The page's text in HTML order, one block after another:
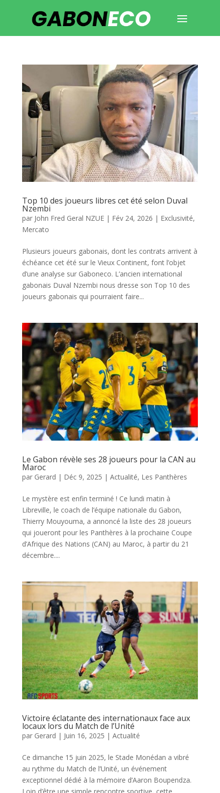
Top 10 des joueurs libres cet été selon Duval
Nzembi
par John Fred Geral NZUE| Fév 24, 2026 | Exclusivité,
Mercato
Plusieurs joueurs gabonais, dont les contrats arrivent à
échéance cet été sur le Vieux Continent, font l’objet
d’une analyse sur Gaboneco. L’ancien international
gabonais Duval Nzembi nous dresse son Top 10 des
joueurs gabonais qui pourraient faire...
Le Gabon révèle ses 28 joueurs pour la CAN au
Maroc
par Gerard | Déc 9, 2025 | Actualité, Les Panthères
Le mystère est enfin terminé ! Ce lundi matin à
Libreville, le coach de l’équipe nationale du Gabon,
Thierry Mouyouma, a annoncé la liste des 28 joueurs
qui joueront pour les Panthères à la prochaine Coupe
d’Afrique des Nations (CAN) au Maroc, à partir du 21
décembre....
Victoire éclatante des internationaux face aux
locaux lors du Match de l’Unité
par Gerard | Juin 16, 2025 | Actualité
Ce dimanche 15 juin 2025, le Stade Monédan a vibré
au rythme du Match de l’Unité, un événement
exceptionnel dédié à la mémoire d’Aaron Boupendza.